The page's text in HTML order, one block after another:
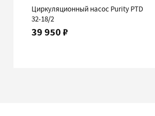
Циркуляционный насос Purity PTD
32-18/2
39 950 ₽